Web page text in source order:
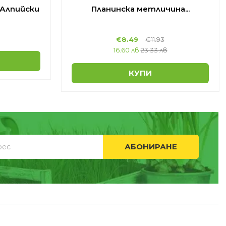
Планинска метличина...
€8.49 €11.93
16.60 лв 23.33 лв
КУПИ
АБОНИРАНЕ